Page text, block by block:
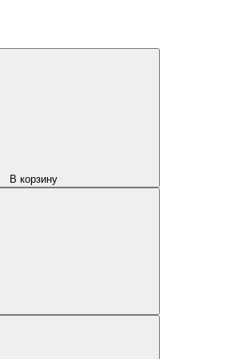
В корзину